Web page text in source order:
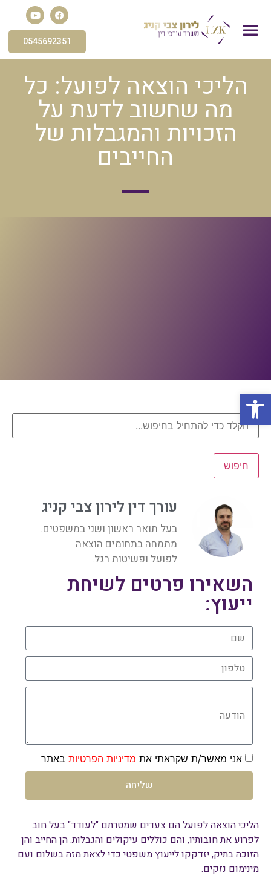
0545692351
הליכי הוצאה לפועל: כל
מה שחשוב לדעת על
הזכויות והמגבלות של
החייבים
חיפוש
עורך דין לירון צבי קניג
בעל תואר ראשון ושני במשפטים.
מתמחה בתחומים הוצאה
לפועל ופשיטות רגל.
השאירו פרטים לשיחת
ייעוץ:
שם
טלפון
הודעה
אני מאשר/ת שקראתי את מדיניות הפרטיות באתר
שליחה
הליכי הוצאה לפועל הם צעדים שמטרתם "לעודד" בעל חוב
לפרוע את חובותיו, והם כוללים עיקולים והגבלות. הן החייב והן
הזוכה בתיק, יזדקקו לייעוץ משפטי כדי לצאת מזה בשלום ועם
מינימום נזקים.
פתח סרגל נגישות